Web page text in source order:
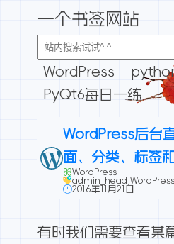
一个书签网站
WordPress
PyQt6每日一练
WordPress后台
面、分类、标签
WordPress
admin_head
2016年11月21日
有时我们需要查看某